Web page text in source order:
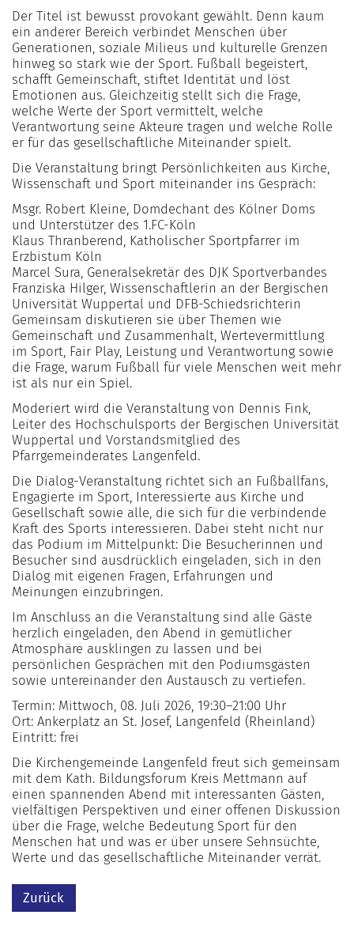
Der Titel ist bewusst provokant gewählt. Denn kaum
ein anderer Bereich verbindet Menschen über
Generationen, soziale Milieus und kulturelle Grenzen
hinweg so stark wie der Sport. Fußball begeistert,
schafft Gemeinschaft, stiftet Identität und löst
Emotionen aus. Gleichzeitig stellt sich die Frage,
welche Werte der Sport vermittelt, welche
Verantwortung seine Akteure tragen und welche Rolle
er für das gesellschaftliche Miteinander spielt.
Die Veranstaltung bringt Persönlichkeiten aus Kirche,
Wissenschaft und Sport miteinander ins Gespräch:
Msgr. Robert Kleine, Domdechant des Kölner Doms
und Unterstützer des 1.FC-Köln
Klaus Thranberend, Katholischer Sportpfarrer im
Erzbistum Köln
Marcel Sura, Generalsekretär des DJK Sportverbandes
Franziska Hilger, Wissenschaftlerin an der Bergischen
Universität Wuppertal und DFB-Schiedsrichterin
Gemeinsam diskutieren sie über Themen wie
Gemeinschaft und Zusammenhalt, Wertevermittlung
im Sport, Fair Play, Leistung und Verantwortung sowie
die Frage, warum Fußball für viele Menschen weit mehr
ist als nur ein Spiel.
Moderiert wird die Veranstaltung von Dennis Fink,
Leiter des Hochschulsports der Bergischen Universität
Wuppertal und Vorstandsmitglied des
Pfarrgemeinderates Langenfeld.
Die Dialog-Veranstaltung richtet sich an Fußballfans,
Engagierte im Sport, Interessierte aus Kirche und
Gesellschaft sowie alle, die sich für die verbindende
Kraft des Sports interessieren. Dabei steht nicht nur
das Podium im Mittelpunkt: Die Besucherinnen und
Besucher sind ausdrücklich eingeladen, sich in den
Dialog mit eigenen Fragen, Erfahrungen und
Meinungen einzubringen.
Im Anschluss an die Veranstaltung sind alle Gäste
herzlich eingeladen, den Abend in gemütlicher
Atmosphäre ausklingen zu lassen und bei
persönlichen Gesprächen mit den Podiumsgästen
sowie untereinander den Austausch zu vertiefen.
Termin: Mittwoch, 08. Juli 2026, 19:30–21:00 Uhr
Ort: Ankerplatz an St. Josef, Langenfeld (Rheinland)
Eintritt: frei
Die Kirchengemeinde Langenfeld freut sich gemeinsam
mit dem Kath. Bildungsforum Kreis Mettmann auf
einen spannenden Abend mit interessanten Gästen,
vielfältigen Perspektiven und einer offenen Diskussion
über die Frage, welche Bedeutung Sport für den
Menschen hat und was er über unsere Sehnsüchte,
Werte und das gesellschaftliche Miteinander verrät.
Zurück